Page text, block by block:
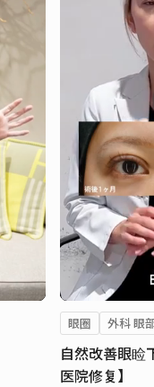
眼圈 外科 眼
自然改善眼睑
医院修复】